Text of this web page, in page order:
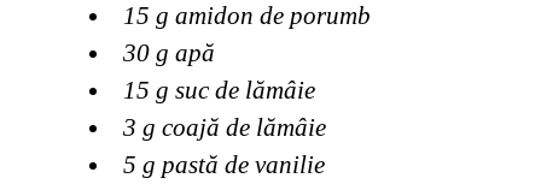
15 g amidon de porumb
30 g apă
15 g suc de lămâie
3 g coajă de lămâie
5 g pastă de vanilie